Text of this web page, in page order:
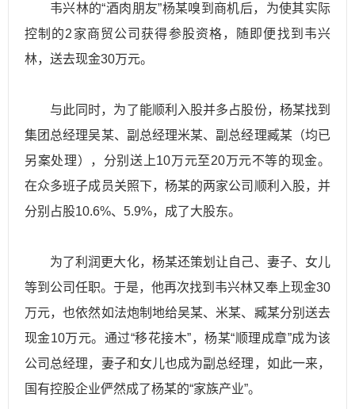
韦兴林的“酒肉朋友”杨某嗅到商机后，为使其实际
控制的2家商贸公司获得参股资格，随即便找到韦兴
林，送去现金30万元。
与此同时，为了能顺利入股并多占股份，杨某找到
集团总经理吴某、副总经理米某、副总经理臧某（均已
另案处理），分别送上10万元至20万元不等的现金。
在众多班子成员关照下，杨某的两家公司顺利入股，并
分别占股10.6%、5.9%，成了大股东。
为了利润更大化，杨某还策划让自己、妻子、女儿
等到公司任职。于是，他再次找到韦兴林又奉上现金30
万元，也依然如法炮制地给吴某、米某、臧某分别送去
现金10万元。通过“移花接木”，杨某“顺理成章”成为该
公司总经理，妻子和女儿也成为副总经理，如此一来，
国有控股企业俨然成了杨某的“家族产业”。